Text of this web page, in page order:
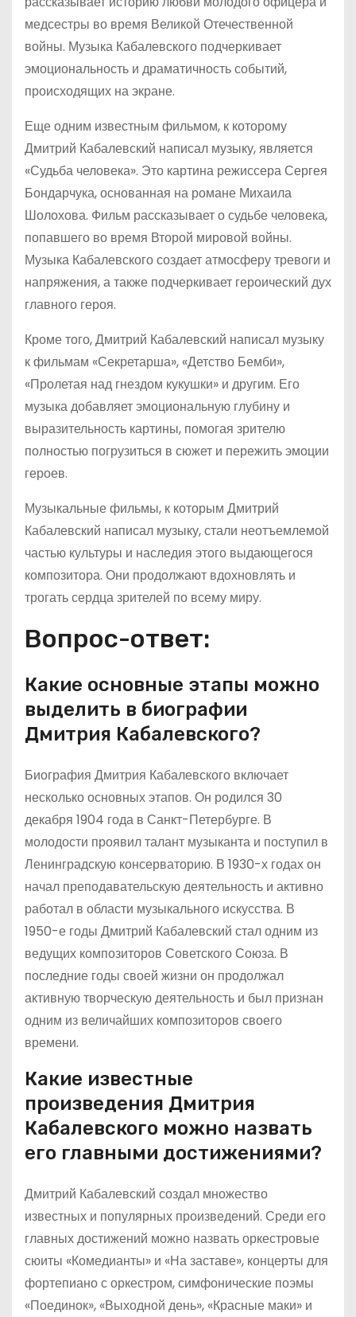
медсестры во время Великой Отечественной
войны. Музыка Кабалевского подчеркивает
эмоциональность и драматичность событий,
происходящих на экране.
Еще одним известным фильмом, к которому
Дмитрий Кабалевский написал музыку, является
«Судьба человека». Это картина режиссера Сергея
Бондарчука, основанная на романе Михаила
Шолохова. Фильм рассказывает о судьбе человека,
попавшего во время Второй мировой войны.
Музыка Кабалевского создает атмосферу тревоги и
напряжения, а также подчеркивает героический дух
главного героя.
Кроме того, Дмитрий Кабалевский написал музыку
к фильмам «Секретарша», «Детство Бемби»,
«Пролетая над гнездом кукушки» и другим. Его
музыка добавляет эмоциональную глубину и
выразительность картины, помогая зрителю
полностью погрузиться в сюжет и пережить эмоции
героев.
Музыкальные фильмы, к которым Дмитрий
Кабалевский написал музыку, стали неотъемлемой
частью культуры и наследия этого выдающегося
композитора. Они продолжают вдохновлять и
трогать сердца зрителей по всему миру.
Вопрос-ответ:
Какие основные этапы можно
выделить в биографии
Дмитрия Кабалевского?
Биография Дмитрия Кабалевского включает
несколько основных этапов. Он родился 30
декабря 1904 года в Санкт-Петербурге. В
молодости проявил талант музыканта и поступил в
Ленинградскую консерваторию. В 1930-х годах он
начал преподавательскую деятельность и активно
работал в области музыкального искусства. В
1950-е годы Дмитрий Кабалевский стал одним из
ведущих композиторов Советского Союза. В
последние годы своей жизни он продолжал
активную творческую деятельность и был признан
одним из величайших композиторов своего
времени.
Какие известные
произведения Дмитрия
Кабалевского можно назвать
его главными достижениями?
Дмитрий Кабалевский создал множество
известных и популярных произведений. Среди его
главных достижений можно назвать оркестровые
сюиты «Комедианты» и «На заставе», концерты для
фортепиано с оркестром, симфонические поэмы
«Поединок», «Выходной день», «Красные маки» и